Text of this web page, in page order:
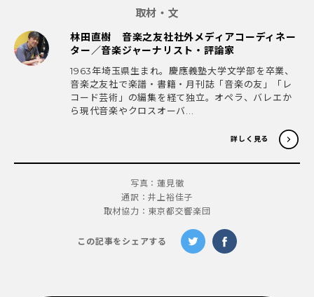
取材・文
林田直樹 音楽之友社社外メディアコーディネー
ター／音楽ジャーナリスト・評論家
1963年埼玉県生まれ。慶應義塾大学文学部を卒業、
音楽之友社で楽譜・書籍・月刊誌「音楽の友」「レ
コード芸術」の編集を経て独立。オペラ、バレエか
ら現代音楽やクロスオーバ...
詳しく見る
写真：蓮見徹
通訳：井上裕佳子
取材協力：東京都交響楽団
この記事をシェアする